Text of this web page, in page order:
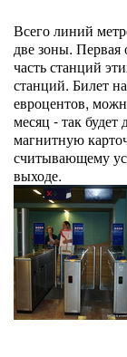
Всего линий
две зоны. Первая
часть станций
станций. Билет
евроцентов,
месяц - так
магнитную
считывающему
выходе.